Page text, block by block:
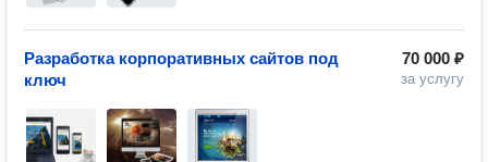
70 000 ₽
за услугу
Разработка корпоративных сайтов под
ключ